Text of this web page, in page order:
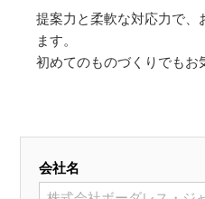
提案力と柔軟な対応力で、
ます。
初めてのものづくりでもお
会社名